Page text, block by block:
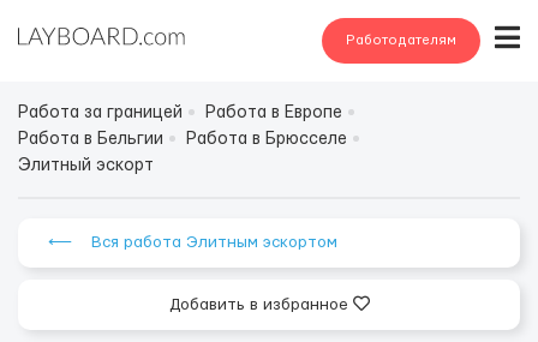
Работодателям
Работа за границей
Работа в Европе
Работа в Бельгии
Работа в Брюсселе
Элитный эскорт
⟵ Вся работа Элитным эскортом
Добавить в избранное